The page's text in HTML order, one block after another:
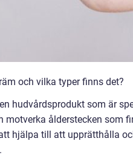
och vilka typer finns det?
hudvårdsprodukt som är
motverka ålderstecken som
hjälpa till att upprätthålla